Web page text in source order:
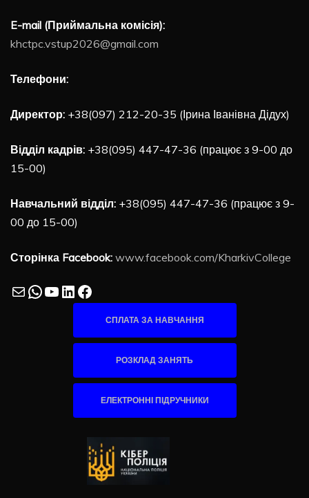
E-mail (Приймальна комісія):
khctpc.vstup2026@gmail.com
Телефони:
Директор: +38(097) 212-20-35 (Ірина Іванівна Дідух)
Відділ кадрів: +38(095) 447-47-36 (працює з 9-00 до
15-00)
Навчальний відділ: +38(095) 447-47-36 (працює з 9-
00 до 15-00)
Сторінка Facebook: www.facebook.com/KharkivCollege
MailWhatsApp
YouTube
LinkedIn
Facebook
СПЛАТА ЗА НАВЧАННЯ
РОЗКЛАД ЗАНЯТЬ
ЕЛЕКТРОННІ ПІДРУЧНИКИ